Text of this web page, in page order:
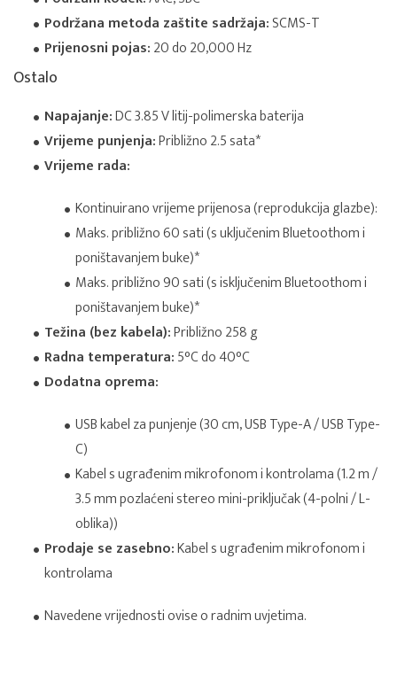
Podržana metoda zaštite sadržaja:SCMS-T
Prijenosni pojas:20 do 20,000 Hz
Ostalo
Napajanje:DC 3.85 V litij-polimerska baterija
Vrijeme punjenja:Približno 2.5 sata*
Vrijeme rada:
Kontinuirano vrijeme prijenosa (reprodukcija glazbe):
Maks. približno 60 sati (s uključenim Bluetoothom i
poništavanjem buke)*
Maks. približno 90 sati (s isključenim Bluetoothom i
poništavanjem buke)*
Težina (bez kabela):Približno 258 g
Radna temperatura:5°C do 40°C
Dodatna oprema:
USB kabel za punjenje (30 cm, USB Type-A / USB Type-
C)
Kabel s ugrađenim mikrofonom i kontrolama (1.2 m /
3.5 mm pozlaćeni stereo mini-priključak (4-polni / L-
oblika))
Prodaje se zasebno:Kabel s ugrađenim mikrofonom i
kontrolama
Navedene vrijednosti ovise o radnim uvjetima.